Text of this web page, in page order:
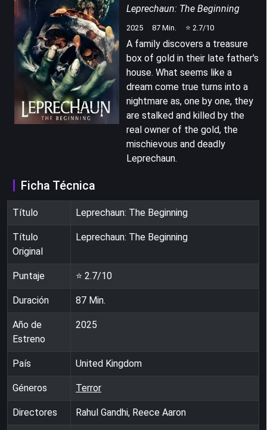
Leprechaun: The Beginning
2025 87 Min. ⭐ 2.7/10
A family discovers a treasure
box of gold in their late father's
house. What seems like a
dream come true turns into a
nightmare as, one by one, they
are stalked and killed by the
real owner of the gold, the
mischievous and deadly
Leprechaun.
Ficha Técnica
Título Leprechaun: The Beginning
Título
Original
Leprechaun: The Beginning
Puntaje ⭐ 2.7/10
Duración 87 Min.
Año de
Estreno
2025
País United Kingdom
Géneros Terror
Directores Rahul Gandhi, Reece Aaron